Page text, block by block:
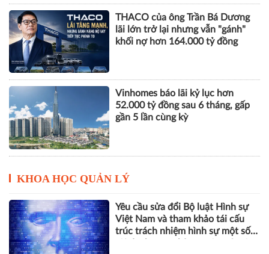
THACO của ông Trần Bá Dương
lãi lớn trở lại nhưng vẫn "gánh"
khối nợ hơn 164.000 tỷ đồng
Vinhomes báo lãi kỷ lục hơn
52.000 tỷ đồng sau 6 tháng, gấp
gần 5 lần cùng kỳ
KHOA HỌC QUẢN LÝ
Yêu cầu sửa đổi Bộ luật Hình sự
Việt Nam và tham khảo tái cấu
trúc trách nhiệm hình sự một số